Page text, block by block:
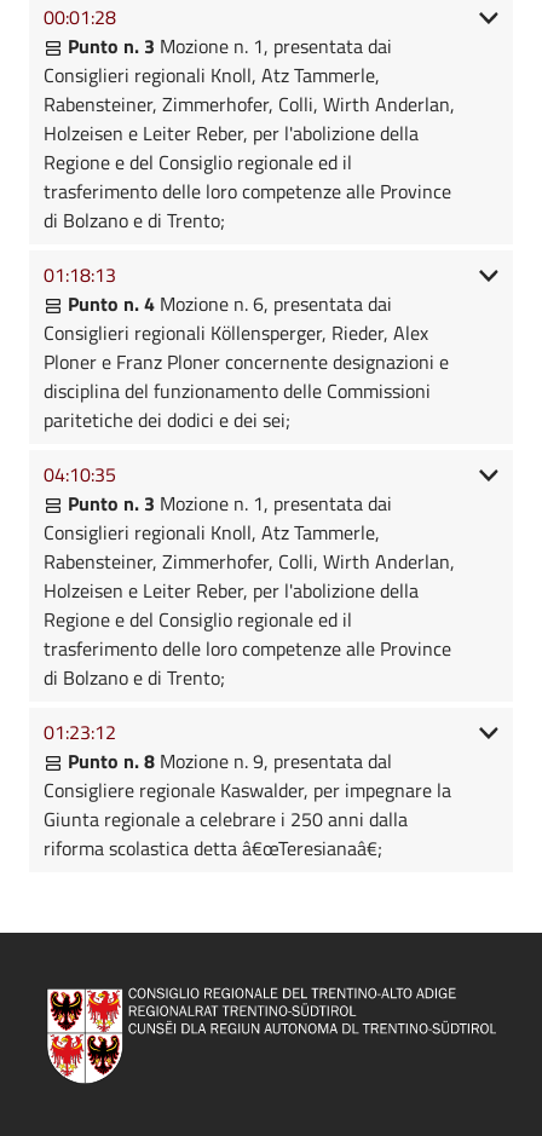
00:01:28
Punto n. 3 Mozione n. 1, presentata dai
Consiglieri regionali Knoll, Atz Tammerle,
Rabensteiner, Zimmerhofer, Colli, Wirth Anderlan,
Holzeisen e Leiter Reber, per l'abolizione della
Regione e del Consiglio regionale ed il
trasferimento delle loro competenze alle Province
di Bolzano e di Trento;
01:18:13
Punto n. 4 Mozione n. 6, presentata dai
Consiglieri regionali Köllensperger, Rieder, Alex
Ploner e Franz Ploner concernente designazioni e
disciplina del funzionamento delle Commissioni
paritetiche dei dodici e dei sei;
04:10:35
Punto n. 3 Mozione n. 1, presentata dai
Consiglieri regionali Knoll, Atz Tammerle,
Rabensteiner, Zimmerhofer, Colli, Wirth Anderlan,
Holzeisen e Leiter Reber, per l'abolizione della
Regione e del Consiglio regionale ed il
trasferimento delle loro competenze alle Province
di Bolzano e di Trento;
01:23:12
Punto n. 8 Mozione n. 9, presentata dal
Consigliere regionale Kaswalder, per impegnare la
Giunta regionale a celebrare i 250 anni dalla
riforma scolastica detta â€œTeresianaâ€;